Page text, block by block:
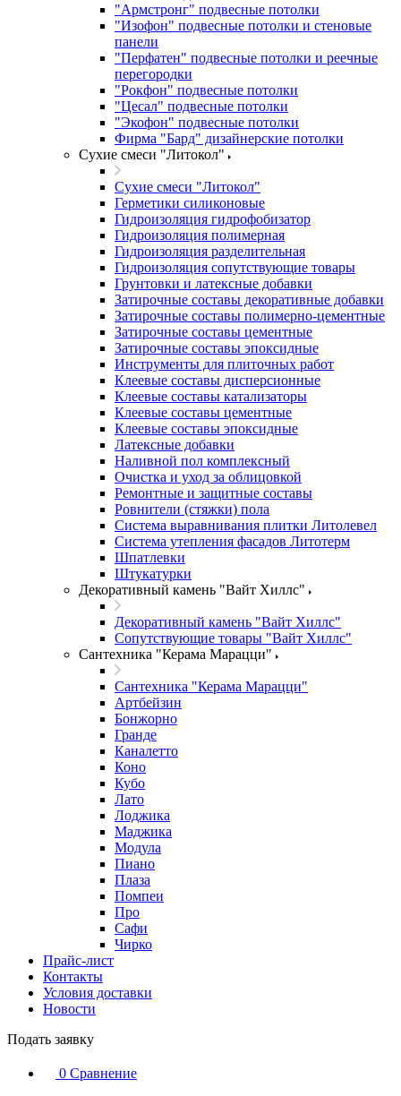
"Армстронг" подвесные потолки
"Изофон" подвесные потолки и стеновые
панели
"Перфатен" подвесные потолки и реечные
перегородки
"Рокфон" подвесные потолки
"Цесал" подвесные потолки
"Экофон" подвесные потолки
Фирма "Бард" дизайнерские потолки
Сухие смеси "Литокол"
Сухие смеси "Литокол"
Герметики силиконовые
Гидроизоляция гидрофобизатор
Гидроизоляция полимерная
Гидроизоляция разделительная
Гидроизоляция сопутствующие товары
Грунтовки и латексные добавки
Затирочные составы декоративные добавки
Затирочные составы полимерно-цементные
Затирочные составы цементные
Затирочные составы эпоксидные
Инструменты для плиточных работ
Клеевые составы дисперсионные
Клеевые составы катализаторы
Клеевые составы цементные
Клеевые составы эпоксидные
Латексные добавки
Наливной пол комплексный
Очистка и уход за облицовкой
Ремонтные и защитные составы
Ровнители (стяжки) пола
Система выравнивания плитки Литолевел
Система утепления фасадов Литотерм
Шпатлевки
Штукатурки
Декоративный камень "Вайт Хиллс"
Декоративный камень "Вайт Хиллс"
Сопутствующие товары "Вайт Хиллс"
Сантехника "Керама Марацци"
Сантехника "Керама Марацци"
Артбейзин
Бонжорно
Гранде
Каналетто
Коно
Кубо
Лато
Лоджика
Маджика
Модула
Пиано
Плаза
Помпеи
Про
Сафи
Чирко
Прайс-лист
Контакты
Условия доставки
Новости
Подать заявку
0 Сравнение